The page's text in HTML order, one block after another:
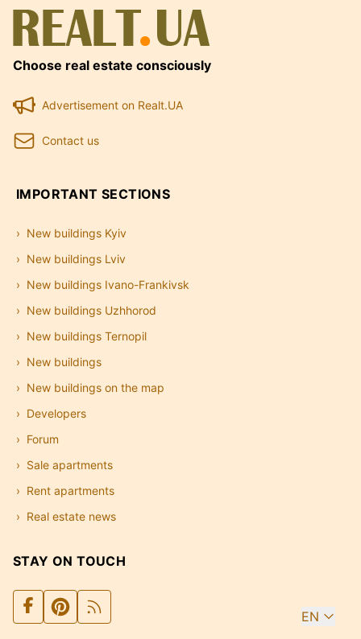
Choose real estate consciously
Advertisement on Realt.UA
Contact us
IMPORTANT SECTIONS
New buildings Kyiv
New buildings Lviv
New buildings Ivano-Frankivsk
New buildings Uzhhorod
New buildings Ternopil
New buildings
New buildings on the map
Developers
Forum
Sale apartments
Rent apartments
Real estate news
STAY ON TOUCH
EN